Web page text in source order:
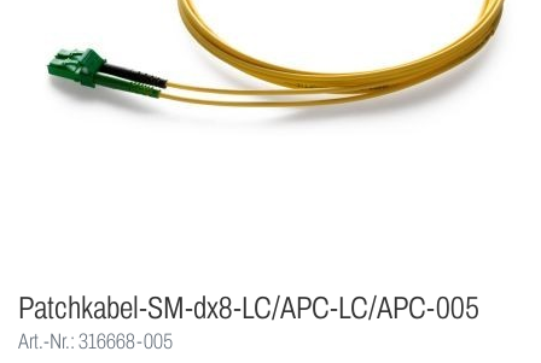
Patchkabel-SM-dx8-LC/APC-LC/APC-005
Art.-Nr.: 316668-005